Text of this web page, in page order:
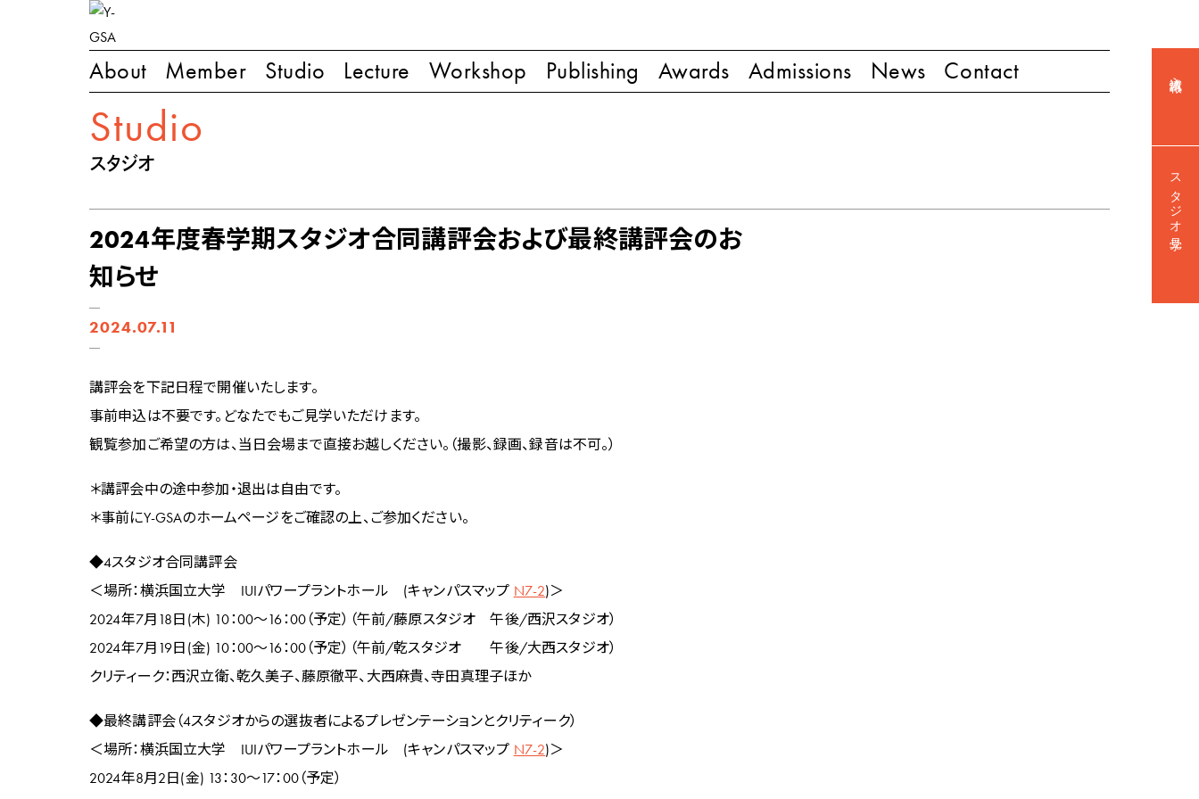
About Member Studio Lecture Workshop Publishing Awards Admissions News Contact
スタジオ見学
Studio
スタジオ
2024年度春学期スタジオ合同講評会および最終講評会のお
知らせ
2024.07.11
講評会を下記日程で開催いたします。
事前申込は不要です。どなたでもご見学いただけます。
観覧参加ご希望の方は、当日会場まで直接お越しください。（撮影、録画、録音は不可。）
＊講評会中の途中参加・退出は自由です。
＊事前にY-GSAのホームページをご確認の上、ご参加ください。
◆4スタジオ合同講評会
＜場所：横浜国立大学 IUIパワープラントホール (キャンパスマップ N7-2)＞
2024年7月18日(木) 10：00～16：00（予定）（午前/藤原スタジオ 午後/西沢スタジオ）
2024年7月19日(金) 10：00～16：00（予定）（午前/乾スタジオ 午後/大西スタジオ）
クリティーク：西沢立衛、乾久美子、藤原徹平、大西麻貴、寺田真理子ほか
◆最終講評会（4スタジオからの選抜者によるプレゼンテーションとクリティーク）
＜場所：横浜国立大学 IUIパワープラントホール (キャンパスマップ N7-2)＞
2024年8月2日(金) 13：30～17：00（予定）